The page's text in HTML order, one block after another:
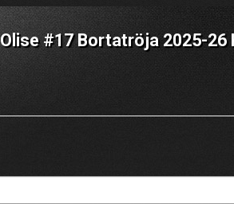
#17 Bortatröja 2025-26